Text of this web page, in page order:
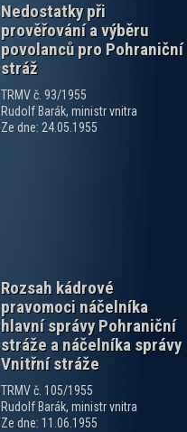
Nedostatky při
prověřování a výběru
povolanců pro Pohraniční
stráž
TRMV č. 93/1955
Rudolf Barák, ministr vnitra
Ze dne: 24.05.1955
Rozsah kádrové
pravomoci náčelníka
hlavní správy Pohraniční
stráže a náčelníka správy
Vnitřní stráže
TRMV č. 105/1955
Rudolf Barák, ministr vnitra
Ze dne: 11.06.1955